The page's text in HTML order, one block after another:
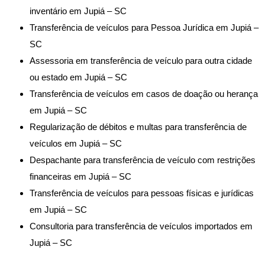
inventário em Jupiá – SC
Transferência de veículos para Pessoa Jurídica em Jupiá –
SC
Assessoria em transferência de veículo para outra cidade
ou estado em Jupiá – SC
Transferência de veículos em casos de doação ou herança
em Jupiá – SC
Regularização de débitos e multas para transferência de
veículos em Jupiá – SC
Despachante para transferência de veículo com restrições
financeiras em Jupiá – SC
Transferência de veículos para pessoas físicas e jurídicas
em Jupiá – SC
Consultoria para transferência de veículos importados em
Jupiá – SC